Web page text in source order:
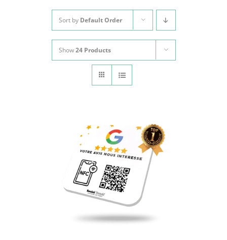
SOBRE NOSOTROS
Sort by Default Order
Show24 Products